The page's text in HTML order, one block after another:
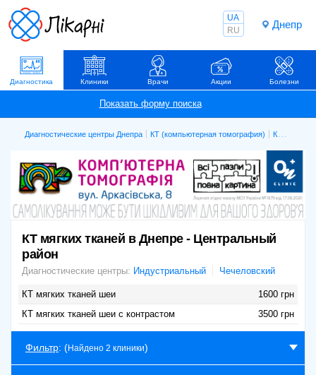
Днепр
UA
RU
Диагностика Клиники Врачи Акции Болезни
Диагностические центры Днепра КТ (компьютерная томография) КТ мягких тканей
КТ мягких тканей в Днепре - Центральный
район
Диагностические центры: Индустриальный Чечеловский
КТ мягких тканей шеи
1600 грн
КТ мягких тканей шеи с контрастом
3500 грн
Фильтр: (Найдено 2 клиники)